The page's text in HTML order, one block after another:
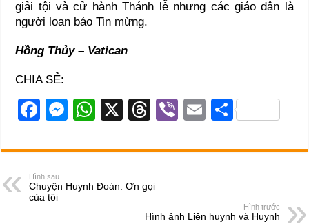
giải tội và cử hành Thánh lễ nhưng các giáo dân là
người loan báo Tin mừng.
Hồng Thủy – Vatican
CHIA SẺ:
F
c
e
b
M
ss
n
W
at
A
X
T
e
d
Vi
er
E
ail
S
ar
Hình sau
Chuyện Huynh Đoàn: Ơn gọi
của tôi
Hình trước
Hình ảnh Liên huynh và Huynh